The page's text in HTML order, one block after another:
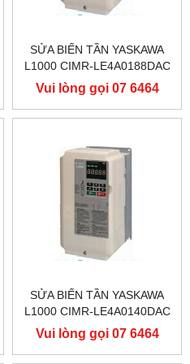
SỬA BIẾN TẦN YASKAWA
L1000 CIMR-LE4A0188DAC
400V 90KW, BIẾN TẦN
YASKAWA L1000
Vui lòng gọi 07 6464
9556
SỬA BIẾN TẦN YASKAWA
L1000 CIMR-LE4A0140DAC
400V 75KW, BIẾN TẦN
YASKAWA L1000
Vui lòng gọi 07 6464
9556